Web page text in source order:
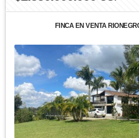
FINCA EN VENTA